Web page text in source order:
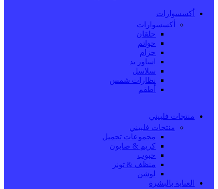
أكسسوارات
أكسسوارات
حلقان
خواتم
حزام
اساور يد
سلاسل
نظارات شمس
أطقم
منتجات فلبيني
منتجات فلبيني
مجموعات تجميل
كريم & صابون
حبوب
منظف & تونر
لوشن
العناية بالبشرة